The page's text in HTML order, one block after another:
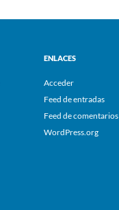
ENLACES
Acceder
Feed de entradas
Feed de comentarios
WordPress.org